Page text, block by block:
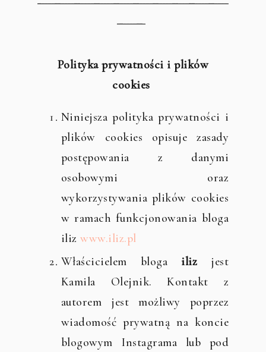
̶̶̶ ̶ ̶ ̶ ̶ ̶ ̶̶̶ ̶ ̶ ̶ ̶ ̶ ̶̶̶ ̶ ̶ ̶ ̶ ̶ ̶̶̶ ̶ ̶ ̶ ̶ ̶ ̶̶̶ ̶ ̶ ̶ ̶ ̶ ̶̶̶ ̶ ̶ ̶ ̶ ̶ ̶̶̶ ̶ ̶ ̶ ̶ ̶ ̶̶̶ ̶ ̶ ̶ ̶ ̶̶̶̶ ̶ ̶ ̶ ̶ ̶ ̶̶̶ ̶ ̶ ̶ ̶ ̶
̶̶̶ ̶ ̶ ̶ ̶ ̶ ̶̶̶ ̶
Polityka prywatności i plików
cookies
Niniejsza polityka prywatności i
plików cookies opisuje zasady
postępowania z danymi
osobowymi oraz
wykorzystywania plików cookies
w ramach funkcjonowania bloga
ilizwww.iliz.pl
Właścicielem bloga iliz jest
Kamila Olejnik. Kontakt z
autorem jest możliwy poprzez
wiadomość prywatną na koncie
blogowym Instagrama lub pod